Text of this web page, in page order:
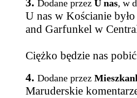
Dodane przez U nas, w
U nas w Kościanie
and Garfunkel w
Ciężko będzie nas
4. Dodane przez
Maruderskie